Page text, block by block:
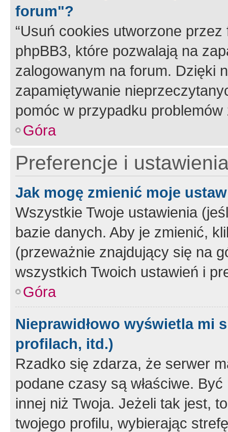
forum"?
“Usuń cookies utworzone
phpBB3, które pozwalają na
zalogowanym na forum. Dzięki
zapamiętywanie
pomóc w przypadku
Góra
Preferencje i
Jak mogę zmienić moje
Wszystkie Twoje ustawienia
bazie danych. Aby je zmienić,
(przeważnie znajdujący się na
wszystkich Twoich ustawień i
Góra
Nieprawidłowo wyświetla mi
profilach, itd.)
Rzadko się zdarza, że serwer
podane czasy są właściwe.
innej niż Twoja. Jeżeli tak jest,
twojego profilu, wybierając